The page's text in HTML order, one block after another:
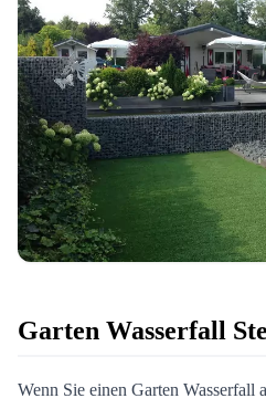
Garten Wasserfall
Wenn Sie einen Garten Wasserfall